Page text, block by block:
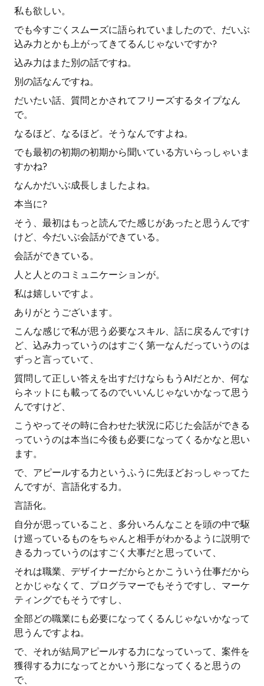
私も欲しい。
でも今すごくスムーズに語られていましたので、だいぶ
込み力とかも上がってきてるんじゃないですか?
込み力はまた別の話ですね。
別の話なんですね。
だいたい話、質問とかされてフリーズするタイプなん
で。
なるほど、なるほど。そうなんですよね。
でも最初の初期の初期から聞いている方いらっしゃいま
すかね?
なんかだいぶ成長しましたよね。
本当に?
そう、最初はもっと読んでた感じがあったと思うんです
けど、今だいぶ会話ができている。
会話ができている。
人と人とのコミュニケーションが。
私は嬉しいですよ。
ありがとうございます。
こんな感じで私が思う必要なスキル、話に戻るんですけ
ど、込み力っていうのはすごく第一なんだっていうのは
ずっと言っていて、
質問して正しい答えを出すだけならもうAIだとか、何な
らネットにも載ってるのでいいんじゃないかなって思う
んですけど、
こうやってその時に合わせた状況に応じた会話ができる
っていうのは本当に今後も必要になってくるかなと思い
ます。
で、アピールする力というふうに先ほどおっしゃってた
んですが、言語化する力。
言語化。
自分が思っていること、多分いろんなことを頭の中で駆
け巡っているものをちゃんと相手がわかるように説明で
きる力っていうのはすごく大事だと思っていて、
それは職業、デザイナーだからとかこういう仕事だから
とかじゃなくて、プログラマーでもそうですし、マーケ
ティングでもそうですし、
全部どの職業にも必要になってくるんじゃないかなって
思うんですよね。
で、それが結局アピールする力になっていって、案件を
獲得する力になってとかいう形になってくると思うの
で、